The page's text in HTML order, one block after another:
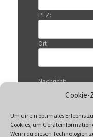
Cookie-
Um dir ein optimales Erlebnis
Cookies, um
Wenn du diesen Technologien
PLZ:
Ort:
Nachricht: